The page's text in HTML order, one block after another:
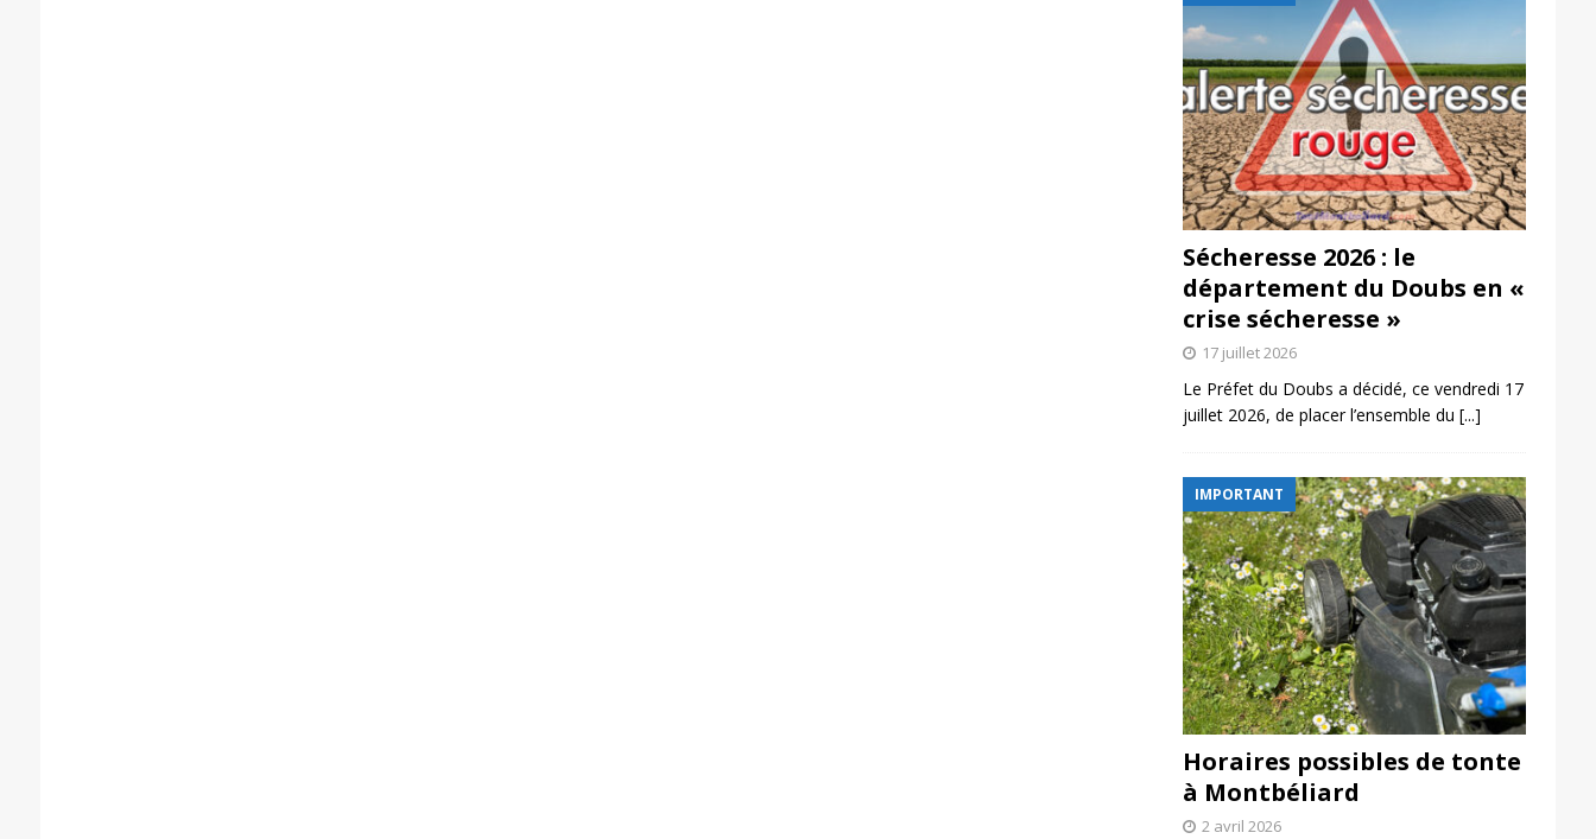
Sécheresse 2026 : le
département du Doubs en «
crise sécheresse »
17 juillet 2026
Le Préfet du Doubs a décidé, ce vendredi 17
juillet 2026, de placer l’ensemble du [...]
IMPORTANT
Horaires possibles de tonte
à Montbéliard
2 avril 2026